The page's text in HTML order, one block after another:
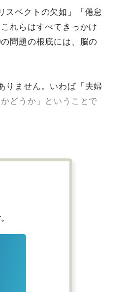
スペクトの欠如」「倦怠
れらはすべてきっかけ
問題の根底には、脳の
りません。いわば「夫婦
どうか」ということで